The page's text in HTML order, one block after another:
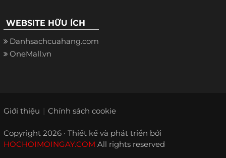
WEBSITE HỮU ÍCH
Danhsachcuahang.com
OneMall.vn
Giới thiệu Chính sách cookie
Copyright 2026 · Thiết kế và phát triển bởi
HOCHOIMOINGAY.COM All rights reserved